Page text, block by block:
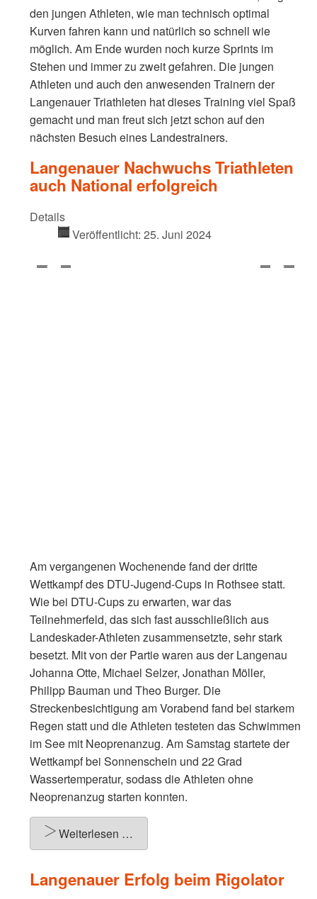
den jungen Athleten, wie man technisch optimal
Kurven fahren kann und natürlich so schnell wie
möglich. Am Ende wurden noch kurze Sprints im
Stehen und immer zu zweit gefahren. Die jungen
Athleten und auch den anwesenden Trainern der
Langenauer Triathleten hat dieses Training viel Spaß
gemacht und man freut sich jetzt schon auf den
nächsten Besuch eines Landestrainers.
Langenauer Nachwuchs Triathleten
auch National erfolgreich
Details
Veröffentlicht: 25. Juni 2024
Am vergangenen Wochenende fand der dritte
Wettkampf des DTU-Jugend-Cups in Rothsee statt.
Wie bei DTU-Cups zu erwarten, war das
Teilnehmerfeld, das sich fast ausschließlich aus
Landeskader-Athleten zusammensetzte, sehr stark
besetzt. Mit von der Partie waren aus der Langenau
Johanna Otte, Michael Selzer, Jonathan Möller,
Philipp Bauman und Theo Burger. Die
Streckenbesichtigung am Vorabend fand bei starkem
Regen statt und die Athleten testeten das Schwimmen
im See mit Neoprenanzug. Am Samstag startete der
Wettkampf bei Sonnenschein und 22 Grad
Wassertemperatur, sodass die Athleten ohne
Neoprenanzug starten konnten.
Weiterlesen …
Langenauer Erfolg beim Rigolator